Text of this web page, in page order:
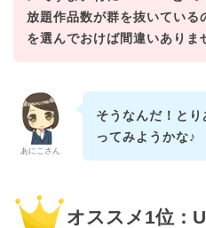
放題作品数が群を抜いている
を選んでおけば間違いありま
あにこさん
そうなんだ！とり
ってみようかな♪
オススメ1位：